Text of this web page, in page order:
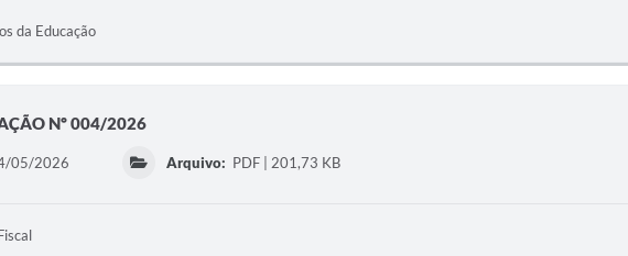
da Educação
Nº 004/2026
05/2026 Arquivo: PDF | 201,73 KB